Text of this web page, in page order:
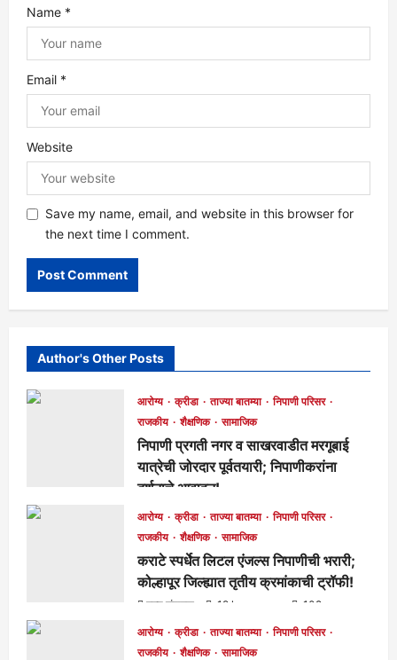
n
Name *
Email *
Website
Save my name, email, and website in this browser for
the next time I comment.
Author's Other Posts
आरोग्य क्रीडा ताज्या बातम्या
निपाणी परिसर
राजकीय
शैक्षणिक सामाजिक
निपाणी प्रगती नगर व साखरवाडीत मरगूबाई
यात्रेची जोरदार पूर्वतयारी; निपाणीकरांना
दर्शनाचे आवाहन!
मुख्य संपादक 18 hours ago 87
आरोग्य क्रीडा ताज्या बातम्या
निपाणी परिसर
राजकीय
शैक्षणिक सामाजिक
कराटे स्पर्धेत लिटल एंजल्स निपाणीची भरारी;
कोल्हापूर जिल्ह्यात तृतीय क्रमांकाची ट्रॉफी!
मुख्य संपादक 19 hours ago 102
आरोग्य क्रीडा ताज्या बातम्या
निपाणी परिसर
राजकीय
शैक्षणिक सामाजिक